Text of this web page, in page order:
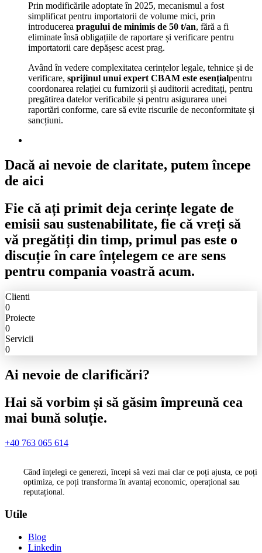
Prin modificările adoptate în 2025, mecanismul a fost
simplificat pentru importatorii de volume mici, prin
introducerea pragului de minimis de 50 t/an, fără a fi
eliminate însă obligațiile de raportare și verificare pentru
importatorii care depășesc acest prag.
Având în vedere complexitatea cerințelor legale, tehnice și de
verificare, sprijinul unui expert CBAM este esențialpentru
coordonarea relației cu furnizorii și auditorii acreditați, pentru
pregătirea datelor verificabile și pentru asigurarea unei
raportări conforme, care să evite riscurile de neconformitate și
sancțiuni.
Dacă ai nevoie de claritate, putem începe
de aici
Fie că ați primit deja cerințe legate de
emisii sau sustenabilitate, fie că vreți să
vă pregătiți din timp, primul pas este o
discuție în care înțelegem ce are sens
pentru compania voastră acum.
Clienti
0
Proiecte
0
Servicii
0
Ai nevoie de clarificări?
Hai să vorbim și să găsim împreună cea
mai bună soluție.
+40 763 065 614
Când înțelegi ce generezi, începi să vezi mai clar ce poți ajusta, ce poți
optimiza, ce poți transforma în avantaj economic, operațional sau
reputațional.
Utile
Blog
Linkedin